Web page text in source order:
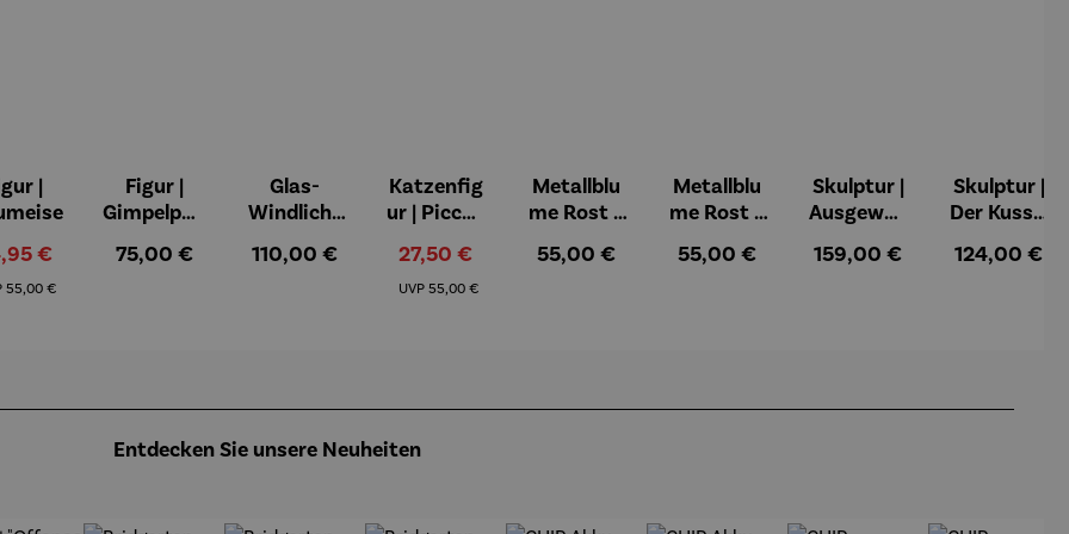
5 Sternen
|
€
Regulärer Preis:
55,00 €
Figur |
Gimpelpaa
Regulärer Preis:
75,00 €
Glas-
Windlicht
Künstlerm
Regulärer Preis:
110,00 €
Katzenfig
ur | Piccoli
Rosina
Wachtmei
Verkaufspreis:
27,50 €
UVP Regulärer Preis:
55,00 €
Metallblu
me Rost –
Regulärer Preis:
55,00 €
Metallblu
me Rost –
Regulärer Preis:
55,00 €
Skulptur |
Ausgewog
Gerard
Regulärer Preis:
159,00 €
Skulptur |
Der Kuss –
Regulärer
124,00 €
Entdecken Sie unsere Neuheiten